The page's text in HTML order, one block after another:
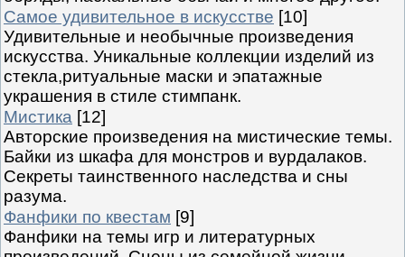
Самое удивительное в искусстве [10]
Удивительные и необычные произведения
искусства. Уникальные коллекции изделий из
стекла,ритуальные маски и эпатажные
украшения в стиле стимпанк.
Мистика [12]
Авторские произведения на мистические темы.
Байки из шкафа для монстров и вурдалаков.
Секреты таинственного наследства и сны
разума.
Фанфики по квестам [9]
Фанфики на темы игр и литературных